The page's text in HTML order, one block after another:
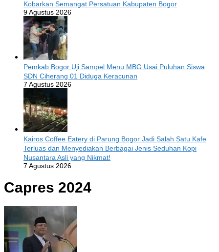
Kobarkan Semangat Persatuan Kabupaten Bogor
9 Agustus 2026
Pemkab Bogor Uji Sampel Menu MBG Usai Puluhan Siswa
SDN Ciherang 01 Diduga Keracunan
7 Agustus 2026
Kairos Coffee Eatery di Parung Bogor Jadi Salah Satu Kafe
Terluas dan Menyediakan Berbagai Jenis Seduhan Kopi
Nusantara Asli yang Nikmat!
7 Agustus 2026
Capres 2024